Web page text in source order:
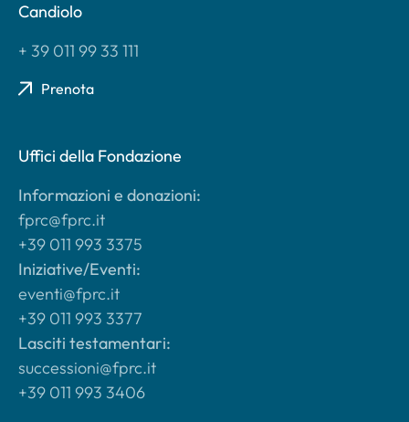
Candiolo
+ 39 011 99 33 111
Prenota
Uffici della Fondazione
Informazioni e donazioni:
fprc@fprc.it
+39 011 993 3375
Iniziative/Eventi:
eventi@fprc.it
+39 011 993 3377
Lasciti testamentari:
successioni@fprc.it
+39 011 993 3406